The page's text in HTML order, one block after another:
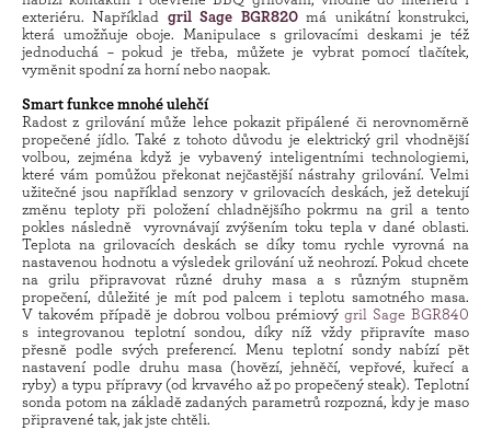
exteriéru. Například gril Sage BGR820má unikátní konstrukci,
která umožňuje oboje. Manipulace s grilovacími deskami je též
jednoduchá – pokud je třeba, můžete je vybrat pomocí tlačítek,
vyměnit spodní za horní nebo naopak.
Smart funkce mnohé ulehčí
Radost z grilování může lehce pokazit připálené či nerovnoměrně
propečené jídlo. Také z tohoto důvodu je elektrický gril vhodnější
volbou, zejména když je vybavený inteligentními technologiemi,
které vám pomůžou překonat nejčastější nástrahy grilování. Velmi
užitečné jsou například senzory v grilovacích deskách, jež detekují
změnu teploty při položení chladnějšího pokrmu na gril a tento
pokles následně vyrovnávají zvýšením toku tepla v dané oblasti.
Teplota na grilovacích deskách se díky tomu rychle vyrovná na
nastavenou hodnotu a výsledek grilování už neohrozí. Pokud chcete
na grilu připravovat různé druhy masa a s různým stupněm
propečení, důležité je mít pod palcem i teplotu samotného masa.
V takovém případě je dobrou volbou prémiový gril Sage BGR840
s integrovanou teplotní sondou, díky níž vždy připravíte maso
přesně podle svých preferencí. Menu teplotní sondy nabízí pět
nastavení podle druhu masa (hovězí, jehněčí, vepřové, kuřecí a
ryby) a typu přípravy (od krvavého až po propečený steak). Teplotní
sonda potom na základě zadaných parametrů rozpozná, kdy je maso
připravené tak, jak jste chtěli.